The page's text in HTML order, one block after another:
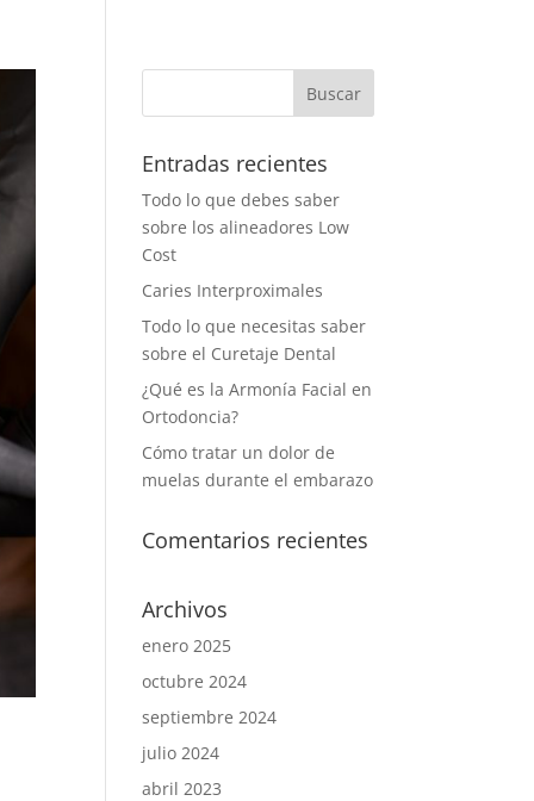
Entradas recientes
Todo lo que debes saber
sobre los alineadores Low
Cost
Caries Interproximales
Todo lo que necesitas saber
sobre el Curetaje Dental
¿Qué es la Armonía Facial en
Ortodoncia?
Cómo tratar un dolor de
muelas durante el embarazo
Comentarios recientes
Archivos
enero 2025
octubre 2024
septiembre 2024
julio 2024
abril 2023